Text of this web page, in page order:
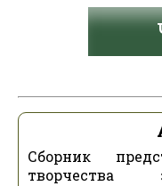
Сборник
творчества